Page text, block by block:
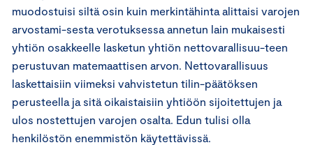
muodostuisi siltä osin kuin merkintähinta alittaisi varojen
arvostami-sesta verotuksessa annetun lain mukaisesti
yhtiön osakkeelle lasketun yhtiön nettovarallisuu-teen
perustuvan matemaattisen arvon. Nettovarallisuus
laskettaisiin viimeksi vahvistetun tilin-päätöksen
perusteella ja sitä oikaistaisiin yhtiöön sijoitettujen ja
ulos nostettujen varojen osalta. Edun tulisi olla
henkilöstön enemmistön käytettävissä.